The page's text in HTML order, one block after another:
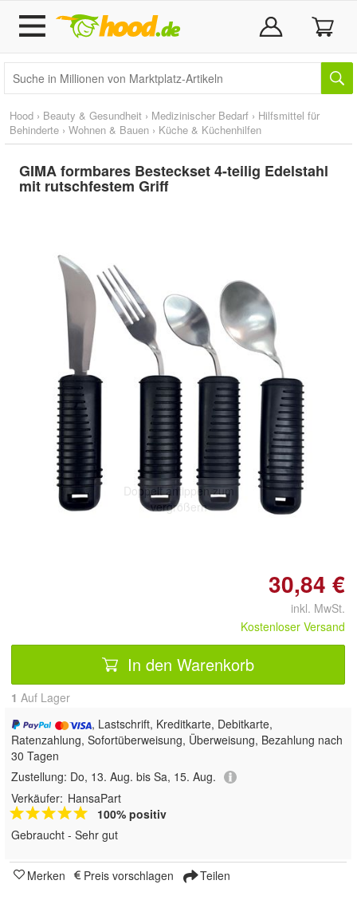
Hood › Beauty & Gesundheit › Medizinischer Bedarf › Hilfsmittel für
Behinderte › Wohnen & Bauen › Küche & Küchenhilfen
GIMA formbares Besteckset 4-teilig Edelstahl
mit rutschfestem Griff
Doppelt antippen zum
vergrößern
30,84 €
inkl. MwSt.
Kostenloser Versand
In den Warenkorb
1 Auf Lager
, Lastschrift, Kreditkarte, Debitkarte,
Ratenzahlung, Sofortüberweisung, Überweisung, Bezahlung nach
30 Tagen
Zustellung: Do, 13. Aug. bis Sa, 15. Aug.
Verkäufer: HansaPart
100% positiv
Gebraucht - Sehr gut
Merken Preis vorschlagen Teilen